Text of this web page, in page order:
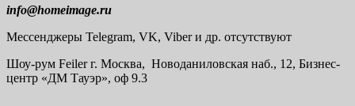
info@homeimage.ru
Мессенджеры Telegram, VK, Viber и др. отсутствуют
Шоу-рум Feiler г. Москва, Новоданиловская наб., 12, Бизнес-
центр «ДМ Тауэр», оф 9.3